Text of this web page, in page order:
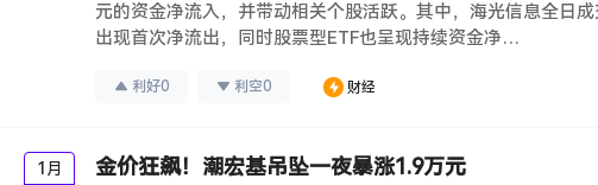
元的资金净流入，并带动相关个股活跃。其中，海光信息全日
出现首次净流出，同时股票型ETF也呈现持续资金净…
利好0 利空0 财经
1月 金价狂飙！潮宏基吊坠一夜暴涨1.9万元